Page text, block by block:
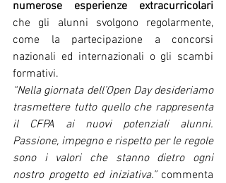
che gli alunni svolgono regolarmente,
come la partecipazione a concorsi
nazionali ed internazionali o gli scambi
formativi.
“Nella giornata dell’Open Day desideriamo
trasmettere tutto quello che rappresenta
il CFPA ai nuovi potenziali alunni.
Passione, impegno e rispetto per le regole
sono i valori che stanno dietro ogni
nostro progetto ed iniziativa.”